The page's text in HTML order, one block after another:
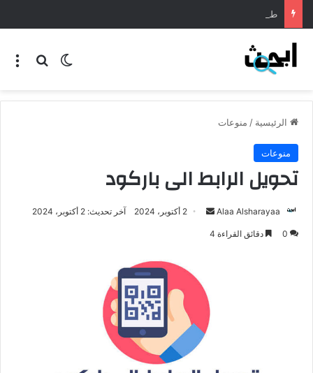
طريقة عمل المنسف الاردني
الرئيسية / منوعات
منوعات
تحويل الرابط الى باركود
Alaa Alsharayaa 2 أكتوبر، 2024 آخر تحديث: 2 أكتوبر، 2024
0 دقائق القراءة 4